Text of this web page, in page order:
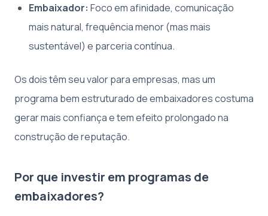
Embaixador: Foco em afinidade, comunicação
mais natural, frequência menor (mas mais
sustentável) e parceria contínua.
Os dois têm seu valor para empresas, mas um
programa bem estruturado de embaixadores costuma
gerar mais confiança e tem efeito prolongado na
construção de reputação.
Por que investir em programas de
embaixadores?